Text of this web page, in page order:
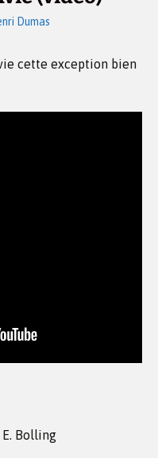
Dumas
cette exception bien
Bolling